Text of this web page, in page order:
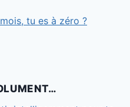
tu es à zéro ?